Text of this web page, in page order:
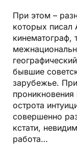
При этом –
которых писал
кинематограф,
бывшие
зарубежье.
острота
совершенно
кстати,
работа…